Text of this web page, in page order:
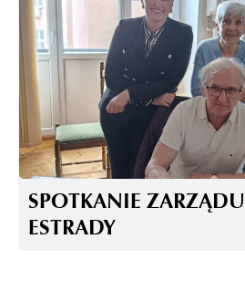
SPOTKANIE ZARZĄDU
ESTRADY